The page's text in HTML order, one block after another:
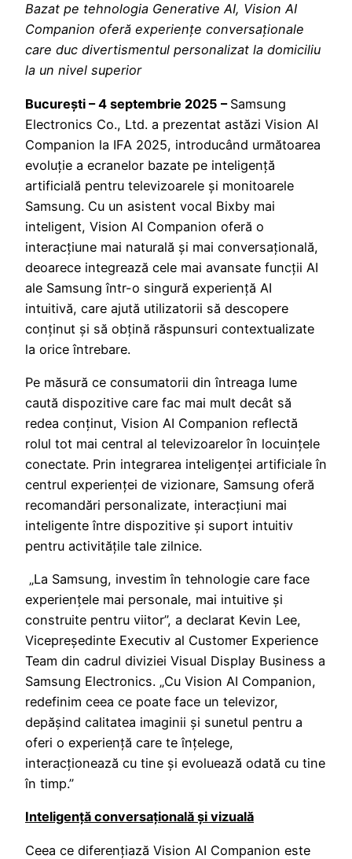
Bazat pe tehnologia Generative AI, Vision AI
Companion oferă experiențe conversaționale
care duc divertismentul personalizat la domiciliu
la un nivel superior
București – 4 septembrie 2025 – Samsung
Electronics Co., Ltd. a prezentat astăzi Vision AI
Companion la IFA 2025, introducând următoarea
evoluție a ecranelor bazate pe inteligență
artificială pentru televizoarele și monitoarele
Samsung. Cu un asistent vocal Bixby mai
inteligent, Vision AI Companion oferă o
interacțiune mai naturală și mai conversațională,
deoarece integrează cele mai avansate funcții AI
ale Samsung într-o singură experiență AI
intuitivă, care ajută utilizatorii să descopere
conținut și să obțină răspunsuri contextualizate
la orice întrebare.
Pe măsură ce consumatorii din întreaga lume
caută dispozitive care fac mai mult decât să
redea conținut, Vision AI Companion reflectă
rolul tot mai central al televizoarelor în locuințele
conectate. Prin integrarea inteligenței artificiale în
centrul experienței de vizionare, Samsung oferă
recomandări personalizate, interacțiuni mai
inteligente între dispozitive și suport intuitiv
pentru activitățile tale zilnice.
„La Samsung, investim în tehnologie care face
experiențele mai personale, mai intuitive și
construite pentru viitor”, a declarat Kevin Lee,
Vicepreședinte Executiv al Customer Experience
Team din cadrul diviziei Visual Display Business a
Samsung Electronics. „Cu Vision AI Companion,
redefinim ceea ce poate face un televizor,
depășind calitatea imaginii și sunetul pentru a
oferi o experiență care te înțelege,
interacționează cu tine și evoluează odată cu tine
în timp.”
Inteligență conversațională și vizuală
Ceea ce diferențiază Vision AI Companion este